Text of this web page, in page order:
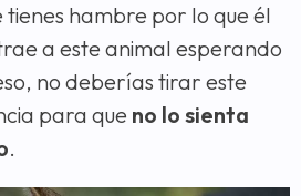
tienes hambre por lo que él
a este animal esperando
no deberías tirar este
para que no lo sienta
.